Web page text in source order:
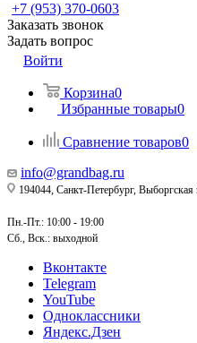
+7 (953) 370-0603
Заказать звонок
Задать вопрос
Войти
Корзина0
Избранные товары0
Сравнение товаров0
info@grandbag.ru
194044, Санкт-Петербург,
Пн.-Пт.: 10:00 - 19:00
Сб., Вск.: выходной
Вконтакте
Telegram
YouTube
Одноклассники
Яндекс.Дзен